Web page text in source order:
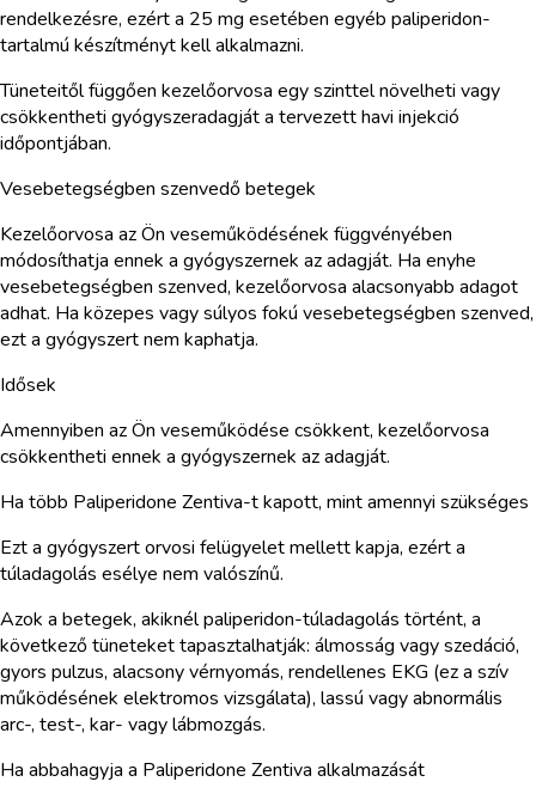
rendelkezésre, ezért a 25 mg esetében egyéb paliperidon-
tartalmú készítményt kell alkalmazni.
Tüneteitől függően kezelőorvosa egy szinttel növelheti vagy
csökkentheti gyógyszeradagját a tervezett havi injekció
időpontjában.
Vesebetegségben szenvedő betegek
Kezelőorvosa az Ön veseműködésének függvényében
módosíthatja ennek a gyógyszernek az adagját. Ha enyhe
vesebetegségben szenved, kezelőorvosa alacsonyabb adagot
adhat. Ha közepes vagy súlyos fokú vesebetegségben szenved,
ezt a gyógyszert nem kaphatja.
Idősek
Amennyiben az Ön veseműködése csökkent, kezelőorvosa
csökkentheti ennek a gyógyszernek az adagját.
Ha több Paliperidone Zentiva-t kapott, mint amennyi szükséges
Ezt a gyógyszert orvosi felügyelet mellett kapja, ezért a
túladagolás esélye nem valószínű.
Azok a betegek, akiknél paliperidon-túladagolás történt, a
következő tüneteket tapasztalhatják: álmosság vagy szedáció,
gyors pulzus, alacsony vérnyomás, rendellenes EKG (ez a szív
működésének elektromos vizsgálata), lassú vagy abnormális
arc-, test-, kar- vagy lábmozgás.
Ha abbahagyja a Paliperidone Zentiva alkalmazását